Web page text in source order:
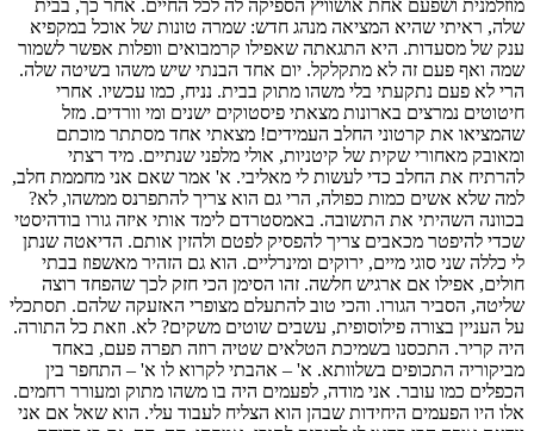
מוזלמנית ושפעם אחת אושוויץ הספיקה לה לכל החיים. אחר כך, בבית
שלה, ראיתי שהיא המציאה מנהג חדש: שמרה טונות של אוכל במקפיא
ענק של מסעדות. היא התגאתה שאפילו קרמבואים וופלות אפשר לשמור
שמה ואף פעם זה לא מתקלקל. יום אחד הבנתי שיש משהו בשיטה שלה.
הרי לא פעם נתקעתי בלי משהו מתוק בבית. נניח, כמו עכשיו. אחרי
חיטוטים נמרצים בארונות מצאתי פיסטוקים ישנים ומי וורדים. מזל
שהמציאו את קרטוני החלב העמידים! מצאתי אחד מסתתר מוכתם
ומאובק מאחורי שקית של קיטניות, אולי מלפני שנתיים. מיד רצתי
להרתיח את החלב כדי לעשות לי מאליבי. א' אמר שאם אני מחממת חלב,
למה שלא אשים כמות כפולה, הרי גם הוא צריך להתפרנס ממשהו, לא?
בכוונה השהיתי את התשובה. באמסטרדם לימד אותי איזה גורו בודהיסטי
שכדי להיפטר מכאבים צריך להפסיק לפטם ולהזין אותם. הדיאטה שנתן
לי כללה שני סוגי מיים, ירוקים ומינרליים. הוא גם הזהיר מאשפוז בבתי
חולים, אפילו אם ארגיש חלשה. זהו הסימן הכי חזק לכך שהפחד רוצה
שליטה, הסביר הגורו. והכי טוב להתעלם מצופרי האזעקה שלהם. תסתכלי
על העניין בצורה פילוסופית, עשבים שוטים משקים? לא. וזאת כל התורה.
היה קריר. התכסנו בשמיכת הטלאים שטיה רוזה תפרה פעם, באחד
מביקוריה התכופים בשלוותא. א' – אהבתי לקרוא לו א' – התחפר בין
הכפלים כמו עובר. אני מודה, לפעמים היה בו משהו מתוק ומעורר רחמים.
אלו היו הפעמים היחידות שבהן הוא הצליח לעבוד עלי. הוא שאל אם אני